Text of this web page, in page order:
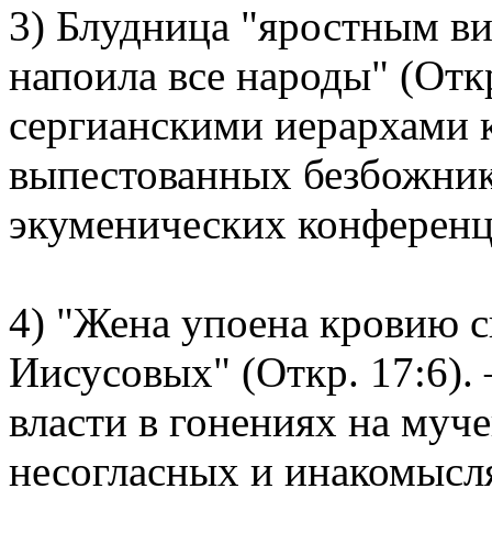
3) Блудница "яростным
напоила все народы"
сергианскими иерархами
выпестованных
экуменических
4) "Жена упоена кровию
Иисусовых" (Откр. 17:6).
власти в гонениях на
несогласных и